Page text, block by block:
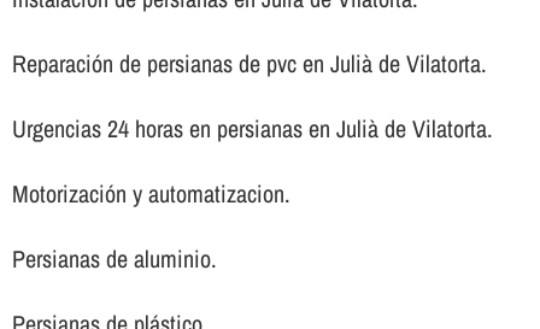
Reparación de persianas de pvc en Julià de Vilatorta.
Urgencias 24 horas en persianas en Julià de Vilatorta.
Motorización y automatizacion.
Persianas de aluminio.